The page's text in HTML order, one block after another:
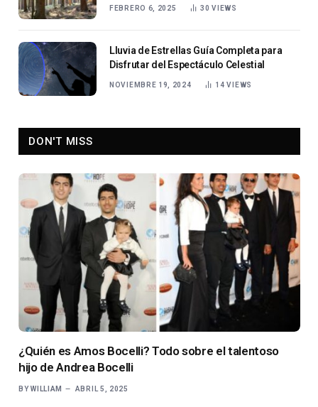
FEBRERO 6, 2025 30VIEWS
Lluvia de Estrellas Guía Completa para
Disfrutar del Espectáculo Celestial
NOVIEMBRE 19, 2024 14VIEWS
DON'T MISS
¿Quién es Amos Bocelli? Todo sobre el talentoso
hijo de Andrea Bocelli
BY WILLIAM ABRIL 5, 2025